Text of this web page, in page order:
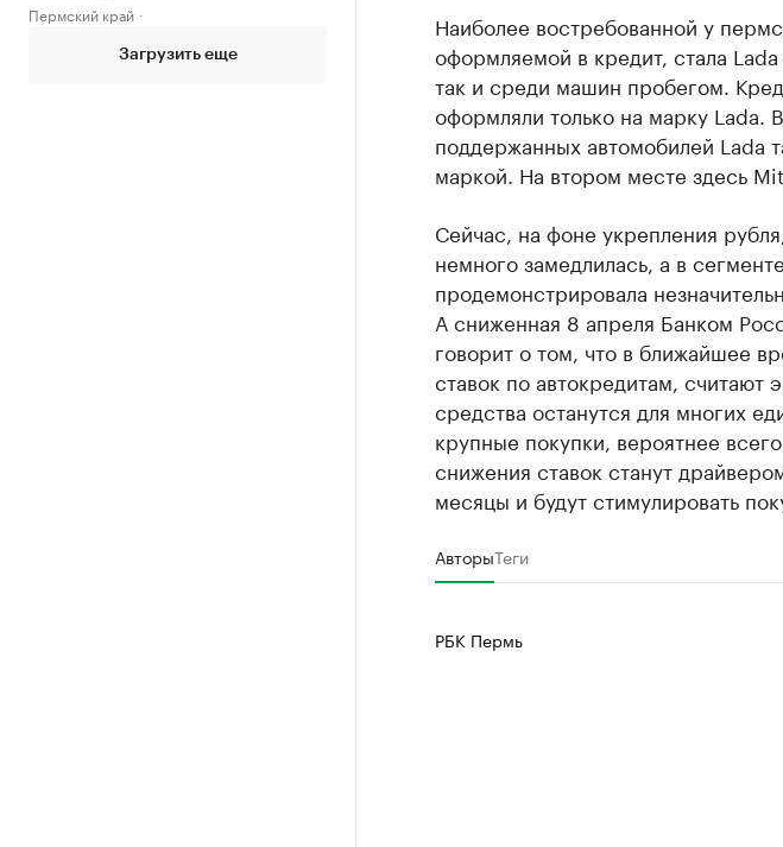
Пермский край
Загрузить еще
Наиболее востребованной у
оформляемой в кредит, стала
так и среди машин пробегом.
оформляли только на марку Lada.
поддержанных автомобилей Lada
маркой. На втором месте здесь
Сейчас, на фоне укрепления
немного замедлилась, а в
продемонстрировала
А сниженная 8 апреля Банком
говорит о том, что в ближайшее
ставок по автокредитам, считают
средства останутся для многих
крупные покупки, вероятнее
снижения ставок станут
месяцы и будут стимулировать
АвторыТеги
РБК Пермь